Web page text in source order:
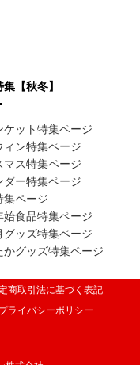
集【秋冬】
ケット特集ページ
ィン特集ページ
マス特集ページ
ダー特集ページ
集ページ
始食品特集ページ
グッズ特集ページ
かグッズ特集ページ
商取引法に基づく表記
プライバシーポリシー